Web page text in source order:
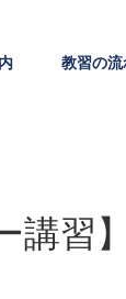
教習の流
講習